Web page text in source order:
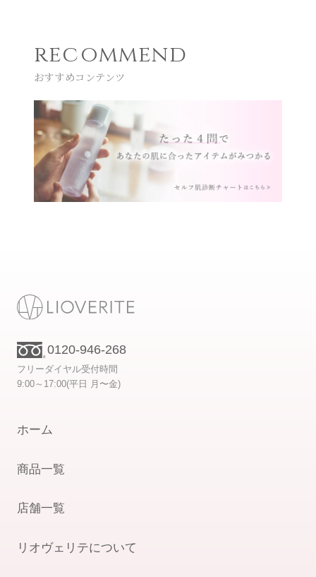
recommend
おすすめコンテンツ
0120-946-268
フリーダイヤル受付時間
9:00～17:00(平日 月〜金)
ホーム
商品一覧
店舗一覧
リオヴェリテについて